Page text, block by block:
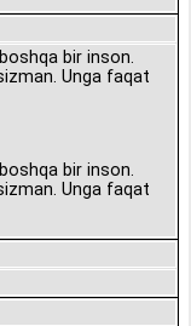
bir inson.
Unga faqat
bir inson.
Unga faqat